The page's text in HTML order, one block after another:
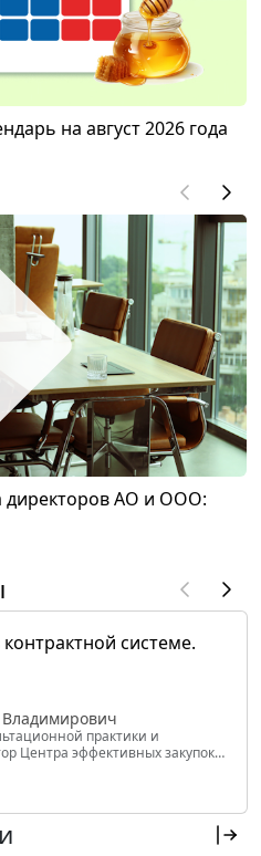
на август 2026 года
директоров АО и ООО:
системе.
практики и
Центра эффективных закупок